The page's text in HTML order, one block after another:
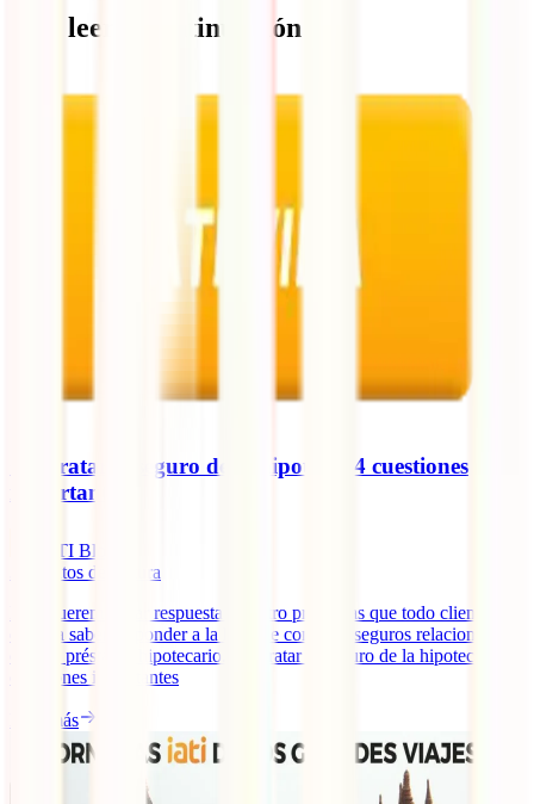
Qué leer a continuación
Contratar el seguro de la hipoteca: 4 cuestiones
importantes
IATI Blog
minutos de lectura
Hoy queremos dar respuesta a cuatro preguntas que todo cliente
debería saber responder a la hora de contratar seguros relacionados
con un préstamo hipotecario. Contratar el seguro de la hipoteca: 4
cuestiones importantes
Leer más